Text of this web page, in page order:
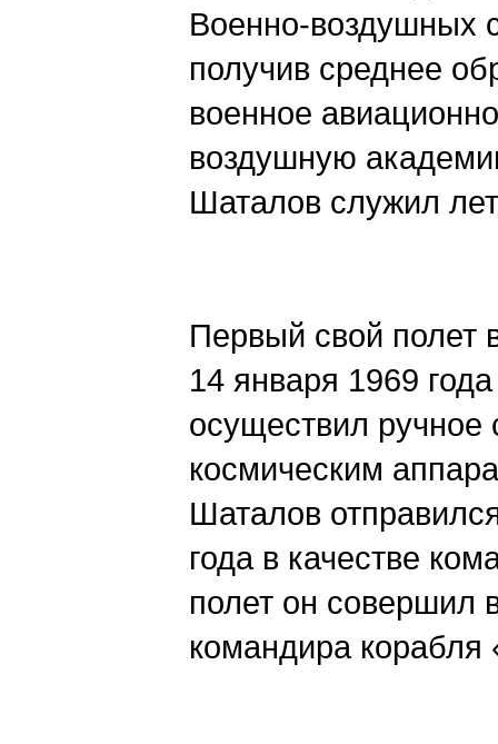
Военно-воздушных
получив среднее
военное
воздушную
Шаталов служил
Первый свой полет
14 января 1969
осуществил ручное
космическим
Шаталов
года в качестве
полет он совершил
командира